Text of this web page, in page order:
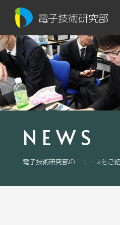
電子技術研究部
NEWS
電子技術研究部のニュースをご